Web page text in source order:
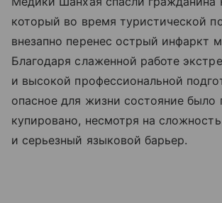
который во время туристической
внезапно перенес острый инфаркт
Благодаря слаженной работе
и высокой профессиональной
опасное для жизни состояние было
купировано, несмотря на
и серьезный языковой барьер.